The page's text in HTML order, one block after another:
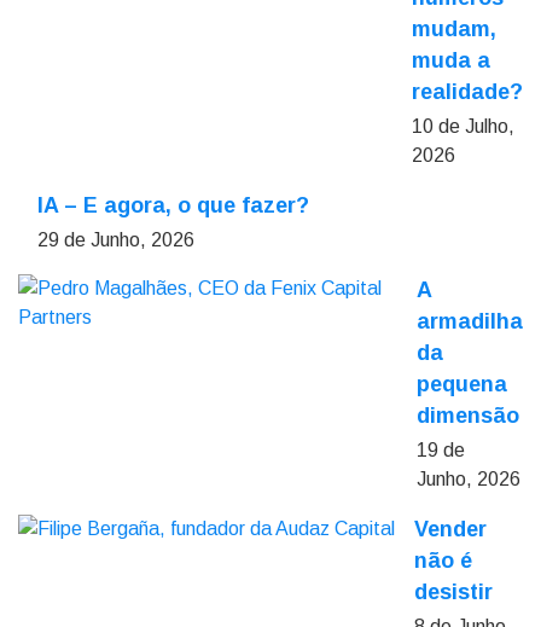
mudam,
muda a
realidade?
10 de Julho,
2026
IA – E agora, o que fazer?
29 de Junho, 2026
A
armadilha
da
pequena
dimensão
19 de
Junho, 2026
Vender
não é
desistir